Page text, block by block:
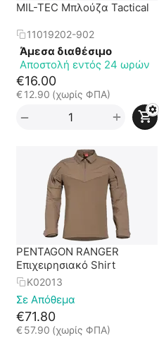
MIL-TEC Μπλούζα Tactical
11019202-902
Άμεσα διαθέσιμο
Αποστολή εντός 24 ωρών
€16.00
€ 12.90 (χωρίς ΦΠΑ)
+
−
PENTAGON RANGER
Επιχειρησιακό Shirt
K02013
Σε Απόθεμα
€71.80
€ 57.90 (χωρίς ΦΠΑ)